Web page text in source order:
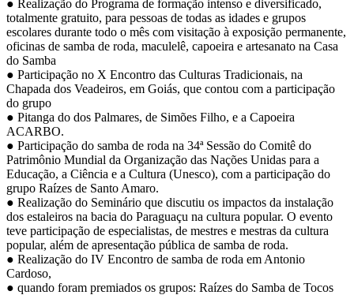
● Realização do Programa de formação intenso e diversificado,
totalmente gratuito, para pessoas de todas as idades e grupos
escolares durante todo o mês com visitação à exposição permanente,
oficinas de samba de roda, maculelê, capoeira e artesanato na Casa
do Samba
● Participação no X Encontro das Culturas Tradicionais, na
Chapada dos Veadeiros, em Goiás, que contou com a participação
do grupo
● Pitanga do dos Palmares, de Simões Filho, e a Capoeira
ACARBO.
● Participação do samba de roda na 34ª Sessão do Comitê do
Patrimônio Mundial da Organização das Nações Unidas para a
Educação, a Ciência e a Cultura (Unesco), com a participação do
grupo Raízes de Santo Amaro.
● Realização do Seminário que discutiu os impactos da instalação
dos estaleiros na bacia do Paraguaçu na cultura popular. O evento
teve participação de especialistas, de mestres e mestras da cultura
popular, além de apresentação pública de samba de roda.
● Realização do IV Encontro de samba de roda em Antonio
Cardoso,
● quando foram premiados os grupos: Raízes do Samba de Tocos